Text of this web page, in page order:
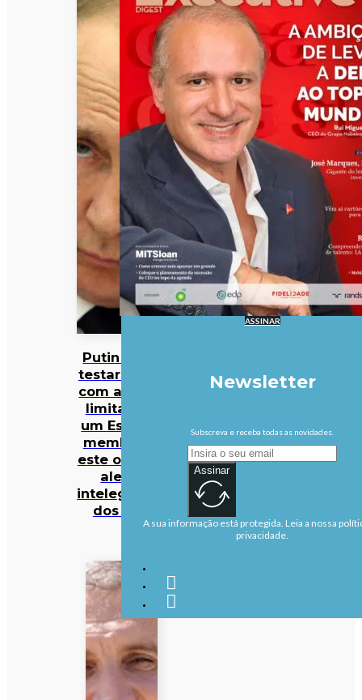
Putin pode
testar NATO
com ataque
limitado a
um Estado-
membro já
este outono,
alerta
intelegência
dos EUA
ASSINAR
Newsletter
Subscreva e receba todas as novidades.
Assinar
A sua informação está protegida. Leia a nossa
privacidade.